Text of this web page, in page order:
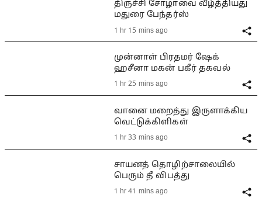
திருச்சி சோழாவை வீழ்த்தியது
மதுரை பேந்தர்ஸ்
1 hr 15 mins ago
முன்னாள் பிரதமர் ஷேக்
ஹசீனா மகன் பகீர் தகவல்
1 hr 25 mins ago
வானை மறைத்து இருளாக்கிய
வெட்டுக்கிளிகள்
1 hr 33 mins ago
சாயனத் தொழிற்சாலையில்
பெரும் தீ விபத்து
1 hr 41 mins ago